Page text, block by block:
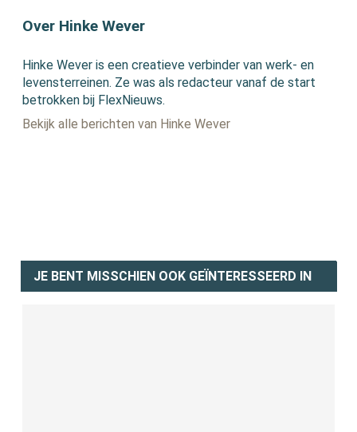
Over Hinke Wever
Hinke Wever is een creatieve verbinder van werk- en
levensterreinen. Ze was als redacteur vanaf de start
betrokken bij FlexNieuws.
Bekijk alle berichten van Hinke Wever
JE BENT MISSCHIEN OOK GEÏNTERESSEERD IN